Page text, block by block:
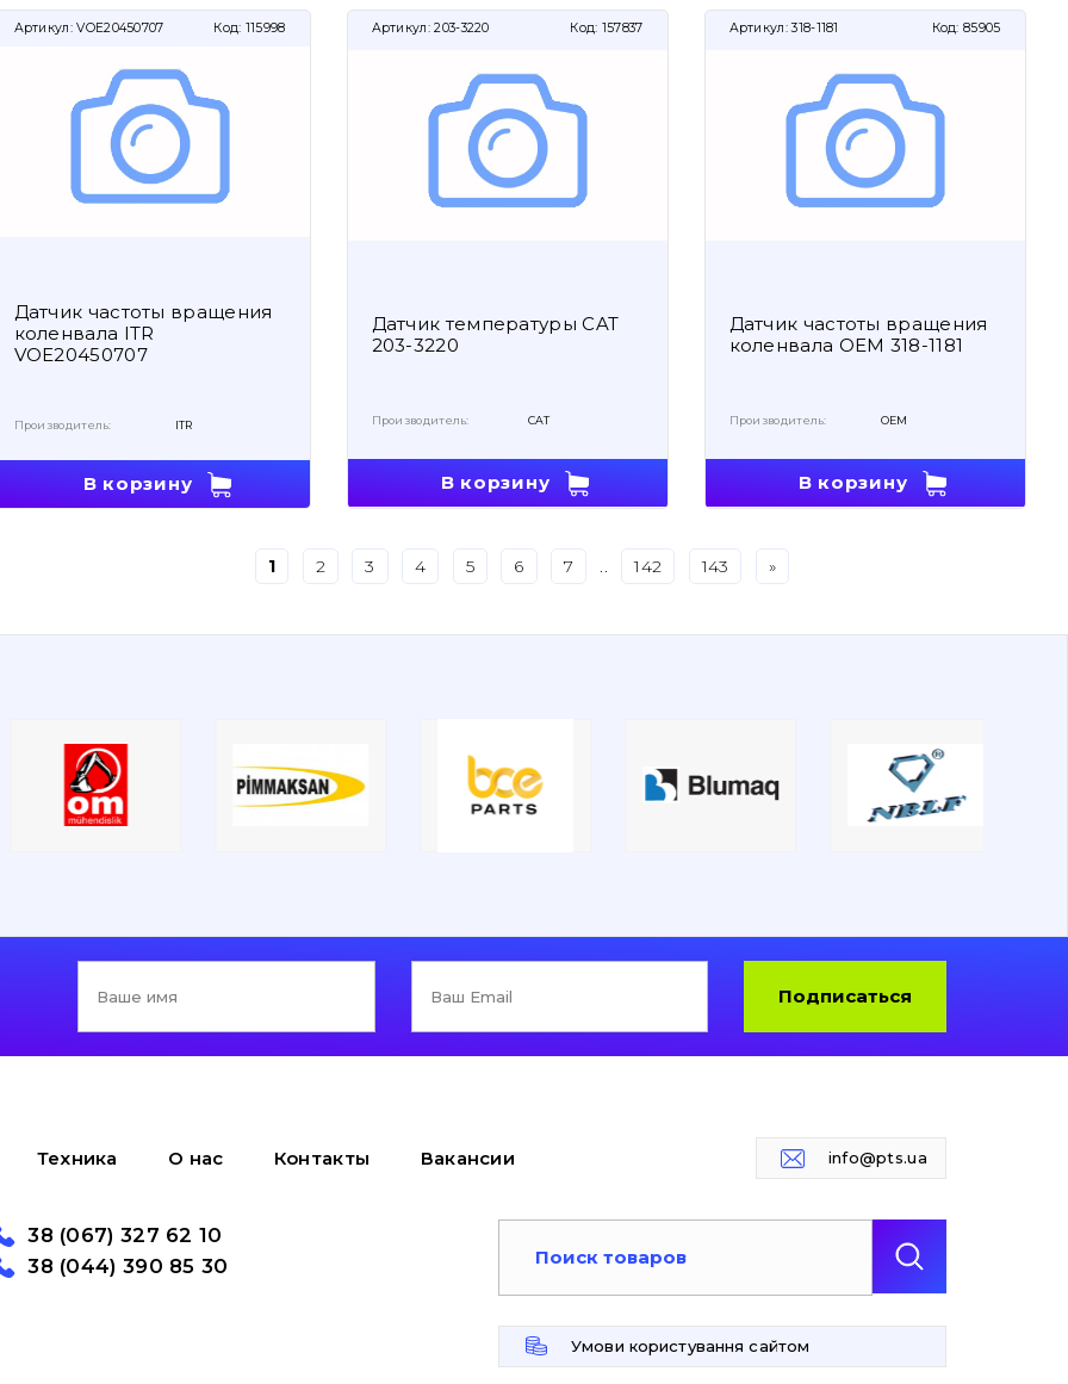
Артикул: VOE20450707 Код: 115998
Датчик частоты вращения
коленвала ITR
VOE20450707
Производитель: ITR
В корзину
Артикул: 203-3220 Код: 157837
Датчик температуры CAT
203-3220
Производитель: CAT
В корзину
Артикул: 318-1181 Код: 85905
Датчик частоты вращения
коленвала OEM 318-1181
Производитель: OEM
В корзину
1 2 3 4 5 6 7 142 143 »
Подписаться
Техника О нас Контакты Вакансии info@pts.ua
38 (067) 327 62 10
38 (044) 390 85 30
Умови користування сайтом